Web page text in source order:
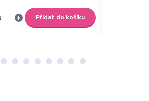
Přidat do košíku